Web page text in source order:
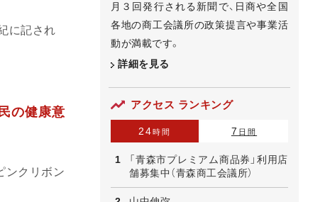
に記され
の健康意
ンクリボン
月３回発行される新聞で、日商や全国
各地の商工会議所の政策提言や事業活
動が満載です。
詳細を見る
アクセス ランキング
24時間 7 日間
「青森市プレミアム商品券」利用店
舗募集中（青森商工会議所）